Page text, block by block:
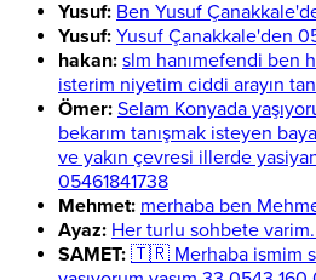
Yusuf: Ben Yusuf
Yusuf: Yusuf Çanakkale'den
hakan: slm hanımefendi ben
isterim niyetim ciddi arayın
Ömer: Selam Konyada
bekarım tanışmak isteyen
ve yakın çevresi illerde
05461841738
Mehmet: merhaba ben
Ayaz: Her turlu sohbete
SAMET: 🇹🇷 Merhaba ismim